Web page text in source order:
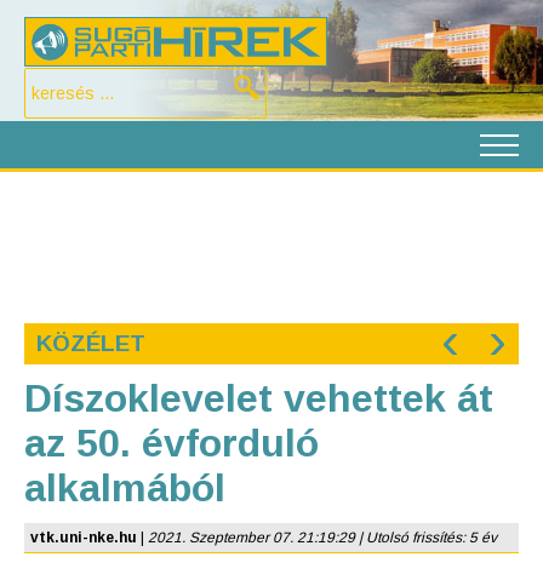
KÖZÉLET ‹ ›
Díszoklevelet vehettek át
az 50. évforduló
alkalmából
vtk.uni-nke.hu 2021. Szeptember 07. 21:19:29 | Utolsó frissítés: 5 év